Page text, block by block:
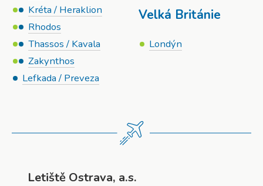
Kréta / Heraklion
Rhodos
Thassos / Kavala
Zakynthos
Lefkada / Preveza
Velká Británie
Londýn
Letiště Ostrava, a.s.